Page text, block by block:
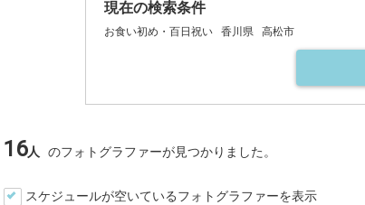
現在の検索条件
お食い初め・百日祝い 香川県 高松市
16人 のフォトグラファーが見つかりました。
スケジュールが空いているフォトグラファーを表示